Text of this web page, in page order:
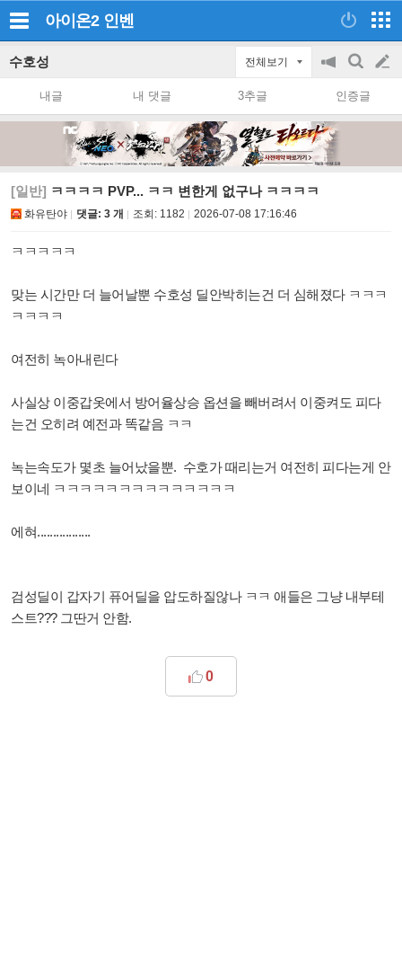
아이온2 인벤
수호성 전체보기
공
on/off
검
색
글
쓰
내글 내 댓글 3추글 인증글
[일반] ㅋㅋㅋㅋ PVP... ㅋㅋ 변한게 없구나 ㅋㅋㅋㅋ
화유탄야 댓글: 3 개 조회: 1182 2026-07-08 17:16:46
ㅋㅋㅋㅋㅋ
맞는 시간만 더 늘어날뿐 수호성 딜안박히는건 더 심해졌다 ㅋㅋㅋ
ㅋㅋㅋㅋ
여전히 녹아내린다
사실상 이중갑옷에서 방어율상승 옵션을 빼버려서 이중켜도 피다
는건 오히려 예전과 똑같음 ㅋㅋ
녹는속도가 몇초 늘어났을뿐. 수호가 때리는거 여전히 피다는게 안
보이네 ㅋㅋㅋㅋㅋㅋㅋㅋㅋㅋㅋㅋㅋㅋ
에혀.................
검성딜이 갑자기 퓨어딜을 압도하질않나 ㅋㅋ 애들은 그냥 내부테
스트??? 그딴거 안함.
0